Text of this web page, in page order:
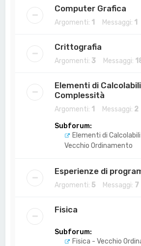
Computer Grafica
Argomenti: 1 Messaggi: 1
Crittografia
Argomenti: 3 Messaggi:
Elementi di
Complessità
Argomenti: 1 Messaggi: 2
Subforum:
Elementi di
Vecchio Ordinamento
Esperienze di
Argomenti: 5 Messaggi: 7
Fisica
Subforum:
Fisica - Vecchio